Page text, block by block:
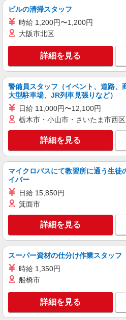
ビルの清掃スタッフ
時給 1,200円〜1,200円
大阪市北区
詳細を見る
警備員スタッフ（イベント、道路、
大型駐車場、JR列車見張りなど）
日給 11,000円〜12,100円
栃木市・小山市・さいたま市西
詳細を見る
マイクロバスにて教習所に通う生徒
イバー
日給 15,850円
箕面市
詳細を見る
スーパー資材の仕分け作業スタッフ
時給 1,350円
船橋市
詳細を見る